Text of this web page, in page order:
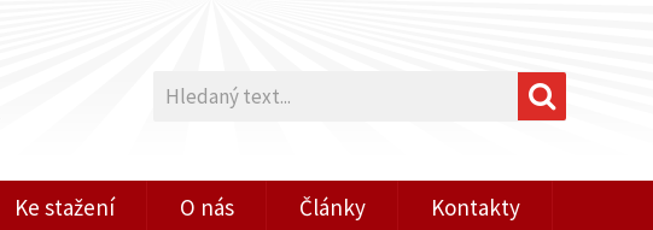
Ke stažení O nás Články Kontakty